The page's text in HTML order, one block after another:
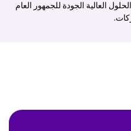
العالية الجودة للجمهور العام